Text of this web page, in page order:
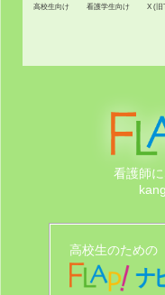
高校生向け 看護学生向け X (旧
看護師
高校生のための